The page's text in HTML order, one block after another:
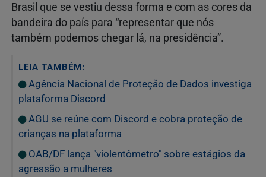
Brasil que se vestiu dessa forma e com as cores da
bandeira do país para “representar que nós
também podemos chegar lá, na presidência”.
LEIA TAMBÉM:
Agência Nacional de Proteção de Dados investiga
plataforma Discord
AGU se reúne com Discord e cobra proteção de
crianças na plataforma
OAB/DF lança "violentômetro" sobre estágios da
agressão a mulheres